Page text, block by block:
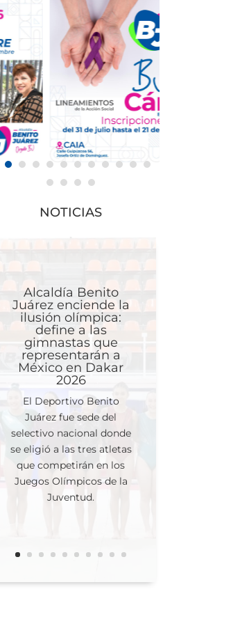
NOTICIAS
Alcaldía Benito
Juárez enciende la
ilusión olímpica:
define a las
gimnastas que
representarán a
México en Dakar
2026
El Deportivo Benito
Juárez fue sede del
selectivo nacional donde
se eligió a las tres atletas
que competirán en los
Juegos Olímpicos de la
Juventud.